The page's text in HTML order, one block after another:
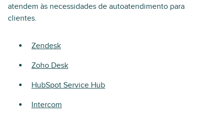
atendem às necessidades de autoatendimento para
clientes.
Zendesk
Zoho Desk
HubSpot Service Hub
Intercom